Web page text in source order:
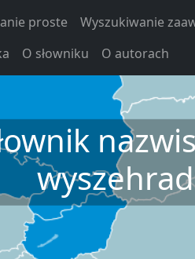
proste Wyszukiwanie
O słowniku O autorach